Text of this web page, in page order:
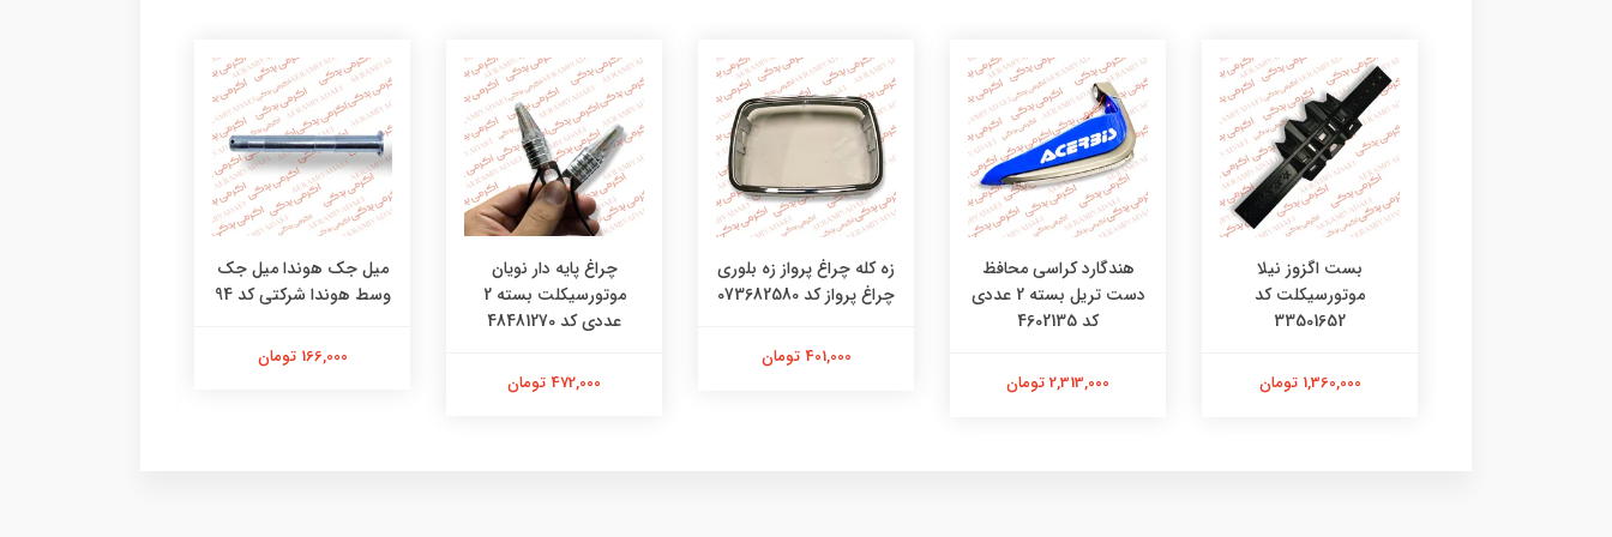
بست اگزوز نیلا
موتورسیکلت کد
33501652
1,360,000 تومان
هندگارد کراسی محافظ
دست تریل بسته 2 عددی
کد 4602135
2,313,000 تومان
زه کله چراغ پرواز زه بلوری
چراغ پرواز کد 073682580
401,000 تومان
چراغ پایه دار نویان
موتورسیکلت بسته 2
عددی کد 48481270
472,000 تومان
میل جک هوندا میل جک
وسط هوندا شرکتی کد 94
166,000 تومان